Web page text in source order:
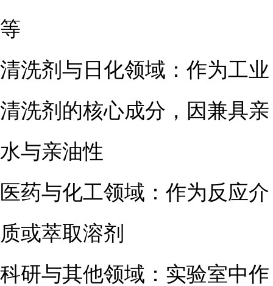
等
清洗剂与日化领域：作为工业
清洗剂的核心成分，因兼具亲
水与亲油性
医药与化工领域：作为反应介
质或萃取溶剂
科研与其他领域：实验室中作